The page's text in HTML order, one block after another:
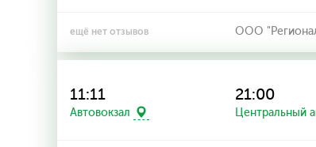
ещё нет отзывов ООО
11:11
Автовокзал
21:00
Центральный